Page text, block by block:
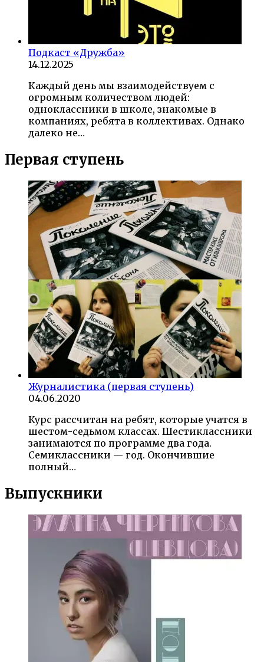
Подкаст «Дружба»
14.12.2025
Каждый день мы взаимодействуем с
огромным количеством людей:
одноклассники в школе, знакомые в
компаниях, ребята в коллективах. Однако
далеко не…
Первая ступень
Журналистика (первая ступень)
04.06.2020
Курс рассчитан на ребят, которые учатся в
шестом-седьмом классах. Шестиклассники
занимаются по программе два года.
Семиклассники — год. Окончившие
полный…
Выпускники